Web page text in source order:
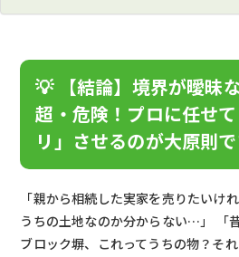
💡 【結論】境界が曖昧
超・危険！プロに任せ
リ」させるのが大原則
「親から相続した実家を売りたいけ
うちの土地なのか分からない…」 「
ブロック塀、これってうちの物？そ